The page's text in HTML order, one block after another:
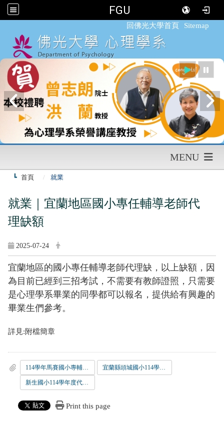
FGU
回佛光大學首頁 Sitemap
MENU
首頁 就業
就業｜宜蘭地區國小專任輔導老師代
理缺額
2025-07-24
宜蘭地區的國小專任輔導老師代理缺，以上缺額，因
為目前已經到三招考試，不需要有教師證照，只需要
是心理學系畢業的同學都可以報名，提供給有興趣的
畢業生們參考。
詳見:附檔簡章
114學年馬賽國小專輔代理簡章.pdf 宜蘭縣頭城國小114學年專任輔導代理教師甄選簡章1130721.doc
新生國小114學年度代理_專輔+留停_教師甄選簡章-0724.pdf
Print this page